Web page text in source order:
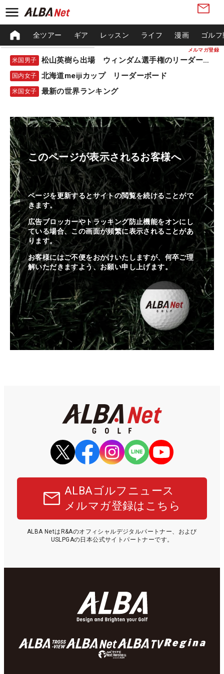
メルマガ登録
全ツアー ギア レッスン ライフ 漫画 ゴル
米国男子 松山英樹ら出場 ウィンダム選手権のリーダーボード
国内女子 北海道meijiカップ リーダーボード
米国女子 最新の世界ランキング
このページが表示されるお客様へ
ページを更新するとサイトの閲覧を続けることがで
きます。
広告ブロッカーやトラッキング防止機能をオンにし
ている場合、この画面が頻繁に表示されることがあ
ります。
お客様にはご不便をおかけいたしますが、何卒ご理
解いただきますよう、お願い申し上げます。
ALBAゴルフニュース
メルマガ登録はこちら
ALBA NetはR&Aのオフィシャルデジタルパートナー、および
USLPGAの日本公式サイトパートナーです。